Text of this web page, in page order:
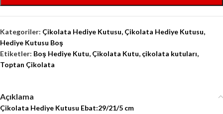
Kategoriler: Çikolata Hediye Kutusu, Çikolata Hediye Kutusu,
Hediye Kutusu Boş
Etiketler: Boş Hediye Kutu, Çikolata Kutu, çikolata kutuları,
Toptan Çikolata
Açıklama
Çikolata Hediye Kutusu Ebat:29/21/5 cm